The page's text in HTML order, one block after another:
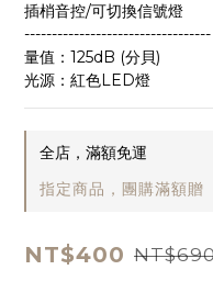
插梢音控/可切換信號燈
----------------------------------
量值：125dB (分貝)
光源：紅色LED燈
全店，滿額免運
指定商品，團購滿額贈
NT$400